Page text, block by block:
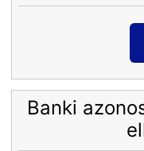
Banki